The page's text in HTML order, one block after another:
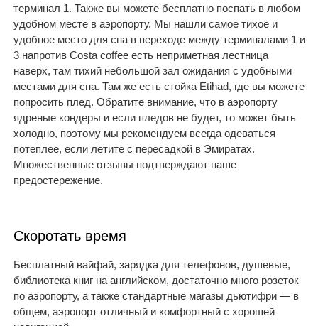
терминал 1. Также вы можете бесплатно поспать в любом
удобном месте в аэропорту. Мы нашли самое тихое и
удобное место для сна в переходе между терминалами 1 и
3 напротив Costa coffee есть неприметная лестница
наверх, там тихий небольшой зал ожидания с удобными
местами для сна. Там же есть стойка Etihad, где вы можете
попросить плед. Обратите внимание, что в аэропорту
ядреные кондеры и если пледов не будет, то может быть
холодно, поэтому мы рекомендуем всегда одеваться
потеплее, если летите с пересадкой в Эмиратах.
Множественные отзывы подтверждают наше
предостережение.
Скоротать время
Бесплатный вайфай, зарядка для телефонов, душевые,
библиотека книг на английском, достаточно много розеток
по аэропорту, а также стандартные магазы дьютифри — в
общем, аэропорт отличный и комфортный с хорошей